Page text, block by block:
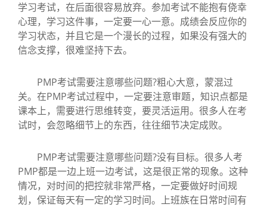
学习考试，在后面很容易放弃。参加考试不能抱有侥幸
心理，学习这件事，一定要一心一意。成绩会反应你的
学习状态，并且它是一个漫长的过程，如果没有强大的
信念支撑，很难坚持下去。
PMP考试需要注意哪些问题?粗心大意，蒙混过
关。在PMP考试过程中，一定要注意审题，知识点都是
课本上，需要进行思维转变，要灵活运用。很多人在考
试时，会忽略细节上的东西，往往细节决定成败。
PMP考试需要注意哪些问题?没有目标。很多人考
PMP都是一边上班一边考试，这是很正常的现象。这种
情况，对时间的把控就非常严格，一定要做好时间规
划，保证每天有一定的学习时间。上班族在日常时间有